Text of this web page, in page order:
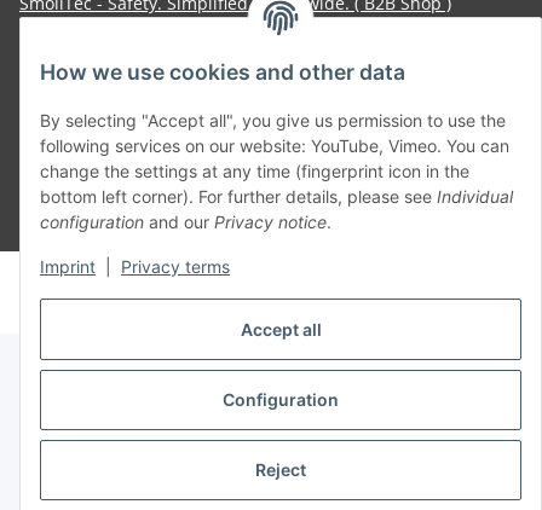
Accept all
Configuration
Reject
How we use cookies and other data
By selecting "Accept all", you give us permission to use the
following services on our website: YouTube, Vimeo. You can
change the settings at any time (fingerprint icon in the
bottom left corner). For further details, please see Individual
configuration and our Privacy notice.
Imprint Privacy terms
Withdraw contract
* All prices incl. VAT, plusshipping fees
© voltmaster.de
Powered byJTL-Shop